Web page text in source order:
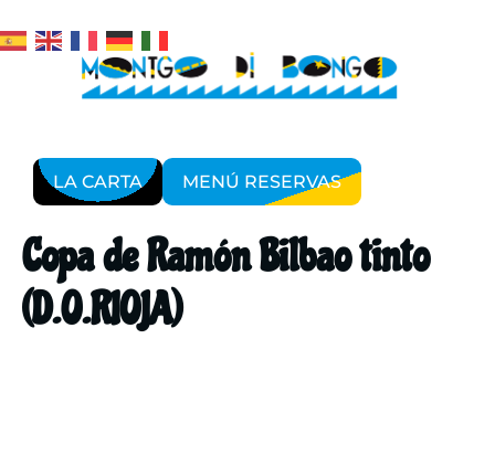
LA CARTA MENÚ RESERVAS
Copa de Ramón Bilbao tinto
(D.O.RIOJA)